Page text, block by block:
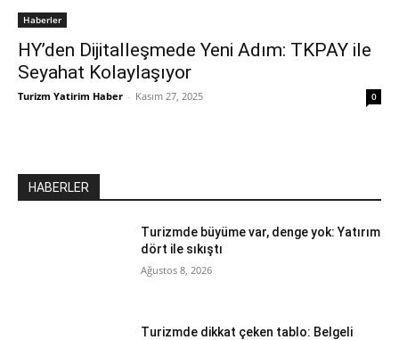
Haberler
HY’den Dijitalleşmede Yeni Adım: TKPAY ile
Seyahat Kolaylaşıyor
Turizm Yatirim Haber - Kasım 27, 2025 0
HABERLER
Turizmde büyüme var, denge yok: Yatırım
dört ile sıkıştı
Ağustos 8, 2026
Turizmde dikkat çeken tablo: Belgeli